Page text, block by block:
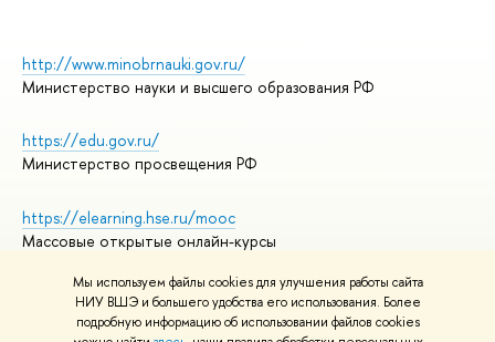
Мы используем файлы cookies для улучшения работы сайта
НИУ ВШЭ и большего удобства его использования. Более
подробную информацию об использовании файлов cookies
http://www.minobrnauki.gov.ru/
Министерство науки и высшего образования РФ
https://edu.gov.ru/
Министерство просвещения РФ
https://elearning.hse.ru/mooc
Массовые открытые онлайн-курсы
© НИУ ВШЭ 1993–2026 Адреса и контакты